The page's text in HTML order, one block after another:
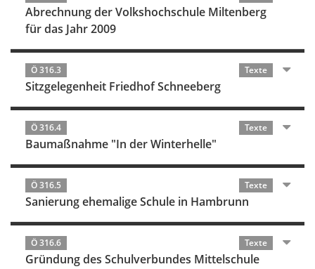
Abrechnung der Volkshochschule Miltenberg
für das Jahr 2009
Ö 316.3 Texte
Sitzgelegenheit Friedhof Schneeberg
Ö 316.4 Texte
Baumaßnahme "In der Winterhelle"
Ö 316.5 Texte
Sanierung ehemalige Schule in Hambrunn
Ö 316.6 Texte
Gründung des Schulverbundes Mittelschule